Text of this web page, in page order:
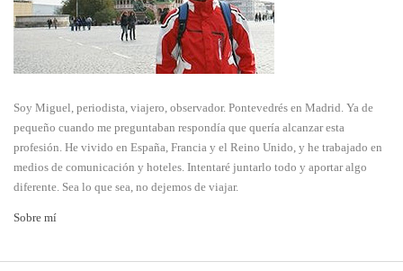
Soy Miguel, periodista, viajero, observador. Pontevedrés en Madrid. Ya de
pequeño cuando me preguntaban respondía que quería alcanzar esta
profesión. He vivido en España, Francia y el Reino Unido, y he trabajado en
medios de comunicación y hoteles. Intentaré juntarlo todo y aportar algo
diferente. Sea lo que sea, no dejemos de viajar.
Sobre mí